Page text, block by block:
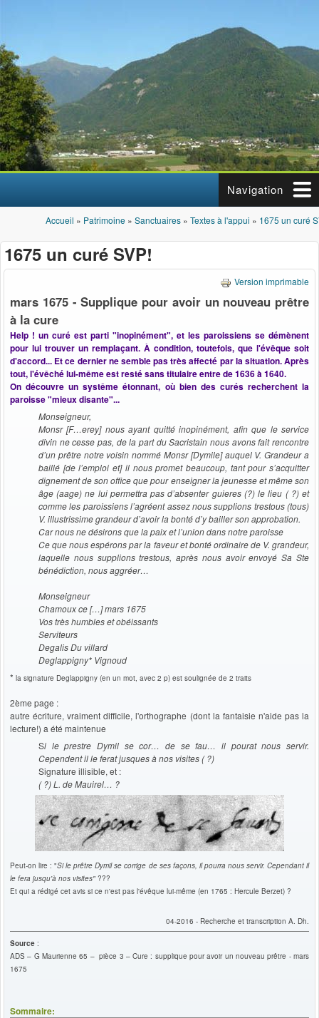
Navigation
Vous êtes ici
Accueil » Patrimoine » Sanctuaires » Textes à l'appui » 1675 un curé
1675 un curé SVP!
Version imprimable
mars 1675 - Supplique pour avoir un nouveau prêtre
à la cure
Help ! un curé est parti "inopinément", et les paroissiens se démènent
pour lui trouver un remplaçant. À condition, toutefois, que l'évêque soit
d'accord... Et ce dernier ne semble pas très affecté par la situation. Après
tout, l'évêché lui-même est resté sans titulaire entre de 1636 à 1640.
On découvre un systême étonnant, où bien des curés recherchent la
paroisse "mieux disante"...
Monseigneur,
Monsr [F…erey] nous ayant quitté inopinément, afin que le service
divin ne cesse pas, de la part du Sacristain nous avons fait rencontre
d’un prêtre notre voisin nommé Monsr [Dymile] auquel V. Grandeur a
baillé [de l’emploi et] il nous promet beaucoup, tant pour s’acquitter
dignement de son office que pour enseigner la jeunesse et même son
âge (aage) ne lui permettra pas d’absenter guieres (?) le lieu ( ?) et
comme les paroissiens l’agréent assez nous supplions trestous (tous)
V. illustrissime grandeur d’avoir la bonté d’y bailler son approbation.
Car nous ne désirons que la paix et l’union dans notre paroisse
Ce que nous espérons par la faveur et bonté ordinaire de V. grandeur,
laquelle nous supplions trestous, après nous avoir envoyé Sa Ste
bénédiction, nous aggréer…
Monseigneur
Chamoux ce […] mars 1675
Vos très humbles et obéissants
Serviteurs
Degalis Du villard
Deglappigny* Vignoud
* la signature Deglappigny (en un mot, avec 2 p) est soulignée de 2 traits
2ème page :
autre écriture, vraiment difficile, l'orthographe (dont la fantaisie n'aide pas la
lecture!) a été maintenue
Si le prestre Dymil se cor… de se fau… il pourat nous servir.
Cependent il le ferat jusques à nos visites ( ?)
Signature illisible, et :
( ?) L. de Mauirel… ?
Peut-on lire : "Si le prêtre Dymil se corrige de ses façons, il pourra nous servir. Cependant il
le fera jusqu'à nos visites" ???
Et qui a rédigé cet avis si ce n'est pas l'évêque lui-même (en 1765 : Hercule Berzet) ?
04-2016 - Recherche et transcription A. Dh.
Source :
ADS – G Maurienne 65 – pièce 3 – Cure : supplique pour avoir un nouveau prêtre - mars
1675
Sommaire: